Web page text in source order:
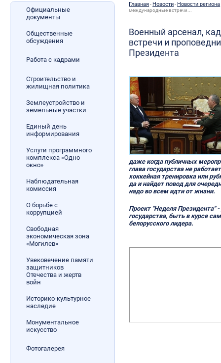
Официальные
документы
Общественные
обсуждения
Работа с кадрами
Строительство и
жилищная политика
Землеустройство и
земельные участки
Единый день
информирования
Услуги программного
комплекса «Одно
окно»
Наблюдательная
комиссия
О борьбе с
коррупцией
Свободная
экономическая зона
«Могилев»
Увековечение памяти
защитников
Отечества и жертв
войн
Историко-культурное
наследие
Монументальное
искусство
Фотогалерея
Главная- Новости- Новости региона
международные встречи...
Военный арсенал,
встречи и
Президента
даже когда публичных
глава государства не
хоккейная тренировка или
да и найдет повод для
надо во всем идти от жизни.
Проект "Неделя Президента" -
государства, быть в курсе
белорусского лидера.